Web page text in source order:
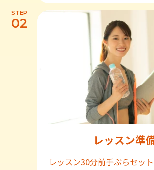
STEP
02
レッスン準
レッスン30分前手ぶらセット